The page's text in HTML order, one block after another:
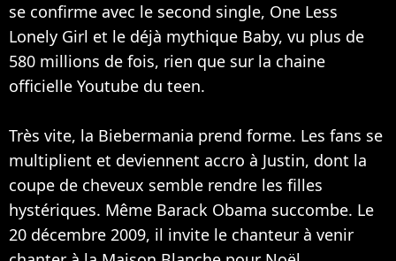
se confirme avec le second single, One Less
Lonely Girl et le déjà mythique Baby, vu plus de
580 millions de fois, rien que sur la chaine
officielle Youtube du teen.
Très vite, la Biebermania prend forme. Les fans se
multiplient et deviennent accro à Justin, dont la
coupe de cheveux semble rendre les filles
hystériques. Même Barack Obama succombe. Le
20 décembre 2009, il invite le chanteur à venir